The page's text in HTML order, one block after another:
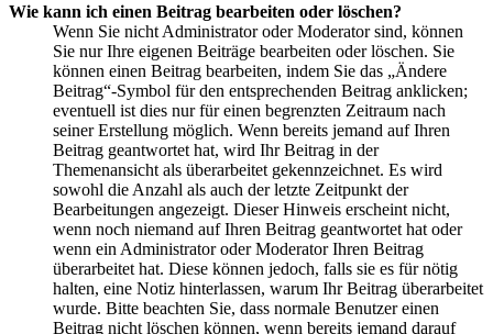
Wie kann ich einen Beitrag bearbeiten oder löschen?
Wenn Sie nicht Administrator oder Moderator sind, können
Sie nur Ihre eigenen Beiträge bearbeiten oder löschen. Sie
können einen Beitrag bearbeiten, indem Sie das „Ändere
Beitrag“-Symbol für den entsprechenden Beitrag anklicken;
eventuell ist dies nur für einen begrenzten Zeitraum nach
seiner Erstellung möglich. Wenn bereits jemand auf Ihren
Beitrag geantwortet hat, wird Ihr Beitrag in der
Themenansicht als überarbeitet gekennzeichnet. Es wird
sowohl die Anzahl als auch der letzte Zeitpunkt der
Bearbeitungen angezeigt. Dieser Hinweis erscheint nicht,
wenn noch niemand auf Ihren Beitrag geantwortet hat oder
wenn ein Administrator oder Moderator Ihren Beitrag
überarbeitet hat. Diese können jedoch, falls sie es für nötig
halten, eine Notiz hinterlassen, warum Ihr Beitrag überarbeitet
wurde. Bitte beachten Sie, dass normale Benutzer einen
Beitrag nicht löschen können, wenn bereits jemand darauf